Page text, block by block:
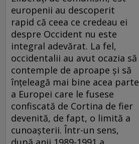
europenii au descoperit
rapid că ceea ce credeau ei
despre Occident nu este
integral adevărat. La fel,
occidentalii au avut ocazia să
contemple de aproape şi să
înţeleagă mai bine acea parte
a Europei care le fusese
confiscată de Cortina de fier
devenită, de fapt, o limită a
cunoaşterii. Într-un sens,